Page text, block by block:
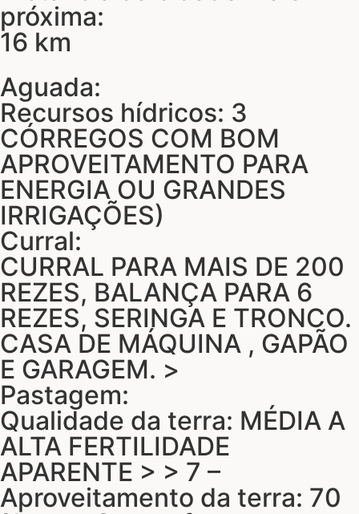
próxima:
16 km
Aguada:
Recursos hídricos: 3
CÓRREGOS COM BOM
APROVEITAMENTO PARA
ENERGIA OU GRANDES
IRRIGAÇÕES)
Curral:
CURRAL PARA MAIS DE 200
REZES, BALANÇA PARA 6
REZES, SERINGA E TRONCO.
CASA DE MÁQUINA , GAPÃO
E GARAGEM. >
Pastagem:
Qualidade da terra: MÉDIA A
ALTA FERTILIDADE
APARENTE > > 7 –
Aproveitamento da terra: 70